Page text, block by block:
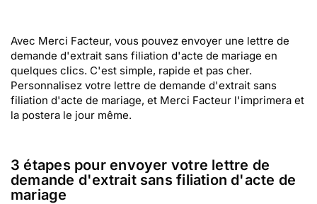
Avec Merci Facteur, vous pouvez envoyer une lettre de
demande d'extrait sans filiation d'acte de mariage en
quelques clics. C'est simple, rapide et pas cher.
Personnalisez votre lettre de demande d'extrait sans
filiation d'acte de mariage, et Merci Facteur l'imprimera et
la postera le jour même.
3 étapes pour envoyer votre lettre de
demande d'extrait sans filiation d'acte de
mariage